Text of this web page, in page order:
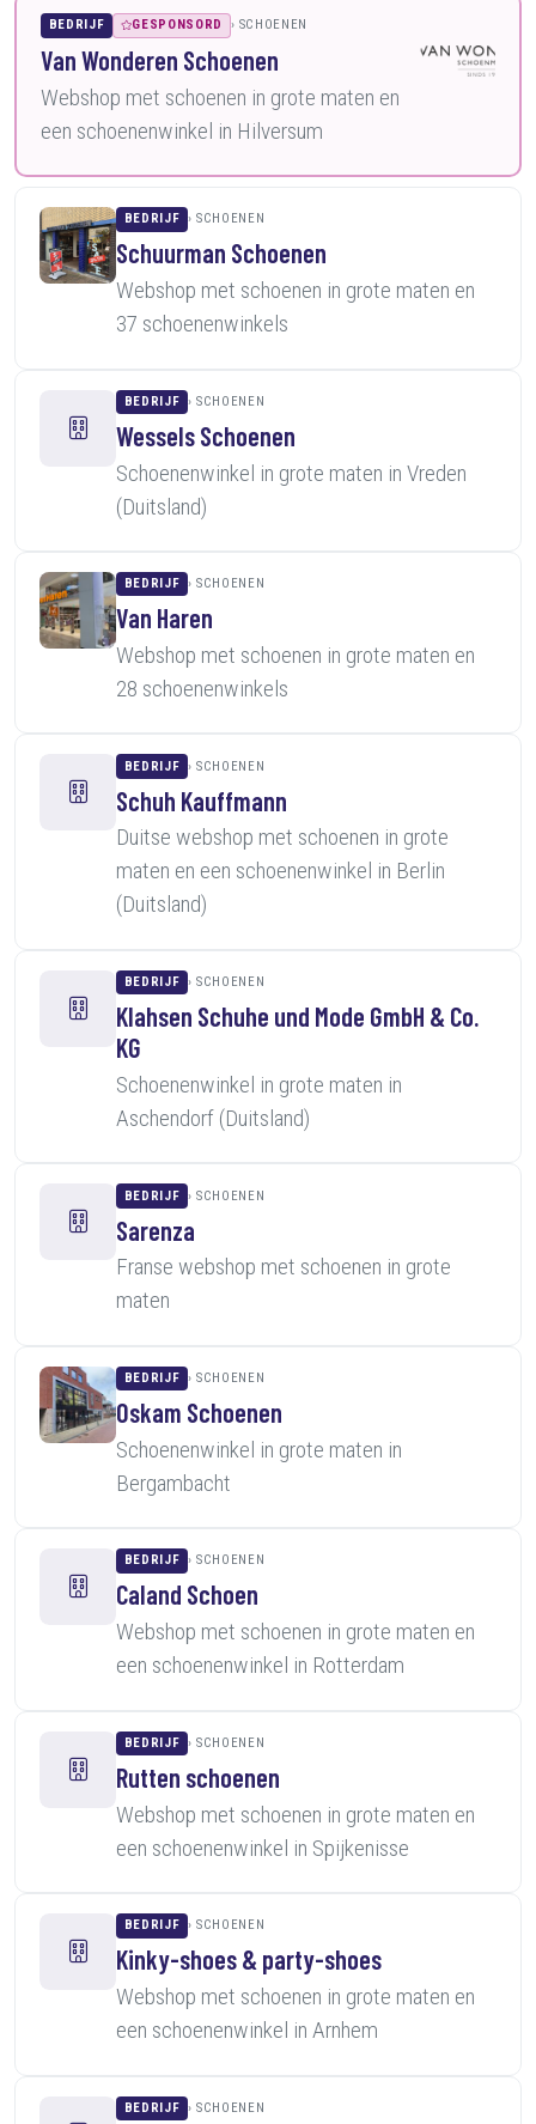
BEDRIJF GESPONSORD SCHOENEN
Van Wonderen Schoenen
Webshop met schoenen in grote maten en
een schoenenwinkel in Hilversum
BEDRIJF SCHOENEN
Schuurman Schoenen
Webshop met schoenen in grote maten en
37 schoenenwinkels
BEDRIJF SCHOENEN
Wessels Schoenen
Schoenenwinkel in grote maten in Vreden
(Duitsland)
BEDRIJF SCHOENEN
Van Haren
Webshop met schoenen in grote maten en
28 schoenenwinkels
BEDRIJF SCHOENEN
Schuh Kauffmann
Duitse webshop met schoenen in grote
maten en een schoenenwinkel in Berlin
(Duitsland)
BEDRIJF SCHOENEN
Klahsen Schuhe und Mode GmbH & Co.
KG
Schoenenwinkel in grote maten in
Aschendorf (Duitsland)
BEDRIJF SCHOENEN
Sarenza
Franse webshop met schoenen in grote
maten
BEDRIJF SCHOENEN
Oskam Schoenen
Schoenenwinkel in grote maten in
Bergambacht
BEDRIJF SCHOENEN
Caland Schoen
Webshop met schoenen in grote maten en
een schoenenwinkel in Rotterdam
BEDRIJF SCHOENEN
Rutten schoenen
Webshop met schoenen in grote maten en
een schoenenwinkel in Spijkenisse
BEDRIJF SCHOENEN
Kinky-shoes & party-shoes
Webshop met schoenen in grote maten en
een schoenenwinkel in Arnhem
BEDRIJF SCHOENEN